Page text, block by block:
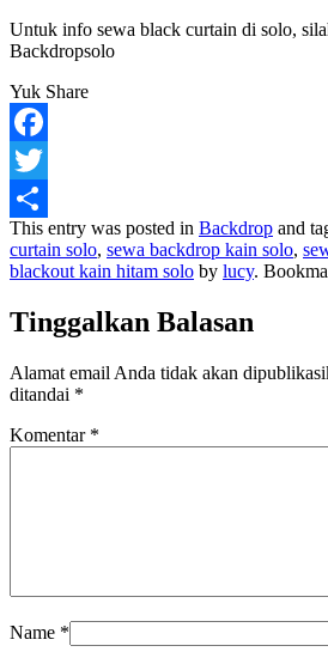
Untuk info sewa black curtain di solo,
Backdropsolo
Yuk Share
Facebook
Twitter
Share
This entry was posted in Backdrop and
curtain solo, sewa backdrop kain solo,
blackout kain hitam solo by lucy.
Tinggalkan Balasan
Alamat email Anda tidak akan
ditandai *
Komentar *
Name *